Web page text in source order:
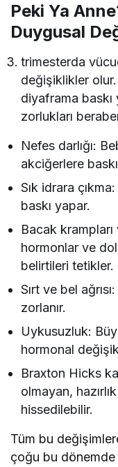
Peki Ya
Duygusal
trimesterda
değişiklikler olur.
diyaframa baskı
zorlukları
Nefes darlığı:
akciğerlere
Sık idrara
baskı yapar.
Bacak
hormonlar ve
belirtileri tetikler.
Sırt ve bel
zorlanır.
Uykusuzluk:
hormonal
Braxton Hicks
olmayan,
hissedilebilir.
Tüm bu
çoğu bu dönemde